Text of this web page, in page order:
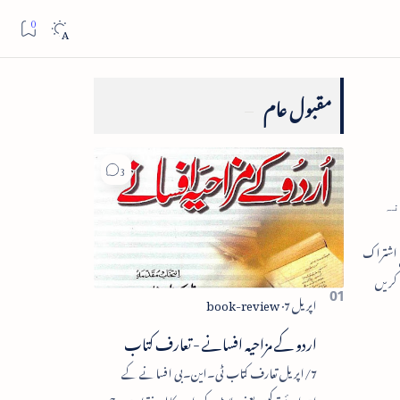
مقبول عام
اردو کے مزاحیہ افسانے - تعارف کتاب
7/اپریل تعارف کتاب ٹی۔این۔بی افسانے کے